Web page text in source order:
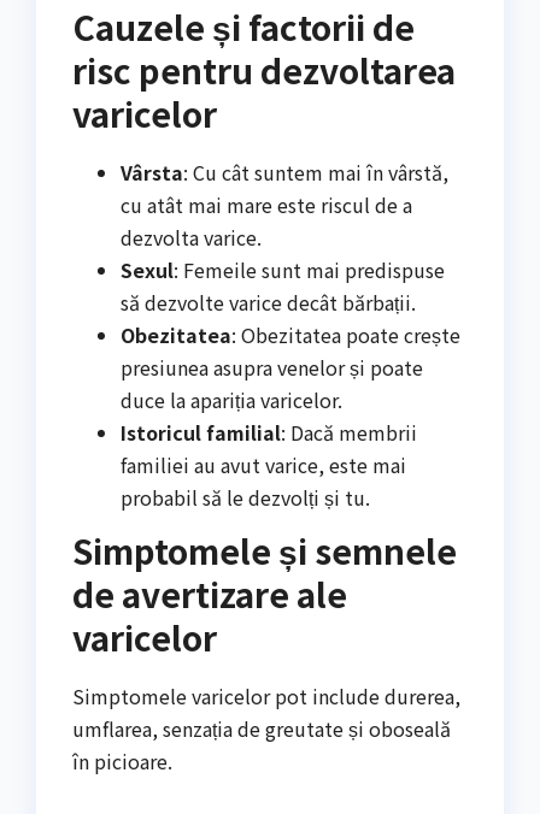
Cauzele și factorii de
risc pentru dezvoltarea
varicelor
Vârsta: Cu cât suntem mai în vârstă,
cu atât mai mare este riscul de a
dezvolta varice.
Sexul: Femeile sunt mai predispuse
să dezvolte varice decât bărbații.
Obezitatea: Obezitatea poate crește
presiunea asupra venelor și poate
duce la apariția varicelor.
Istoricul familial: Dacă membrii
familiei au avut varice, este mai
probabil să le dezvolți și tu.
Simptomele și semnele
de avertizare ale
varicelor
Simptomele varicelor pot include durerea,
umflarea, senzația de greutate și oboseală
în picioare.